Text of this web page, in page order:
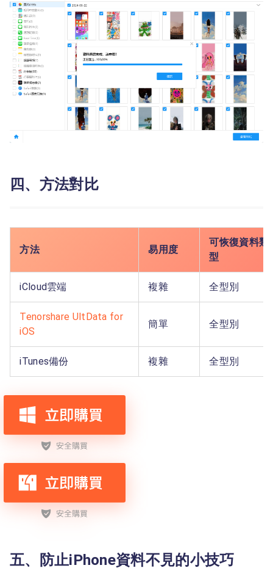
四、方法對比
方法 易用度
可恢復資料類
型
iCloud雲端 複雜 全型別
Tenorshare UltData for
iOS
簡單 全型別
iTunes備份 複雜 全型別
五、防止iPhone資料不見的小技巧